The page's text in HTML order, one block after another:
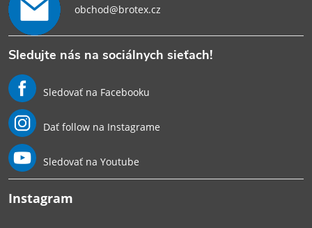
obchod@brotex.cz
Sledujte nás na sociálnych sieťach!
Sledovať na Facebooku
Dať follow na Instagrame
Sledovať na Youtube
Instagram